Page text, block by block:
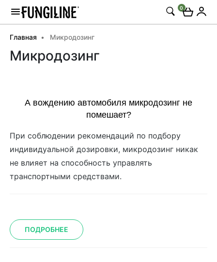
0
Главная Микродозинг
Микродозинг
А вождению автомобиля микродозинг не
помешает?
При соблюдении рекомендаций по подбору
индивидуальной дозировки, микродозинг никак
не влияет на способность управлять
транспортными средствами.
ПОДРОБНЕЕ